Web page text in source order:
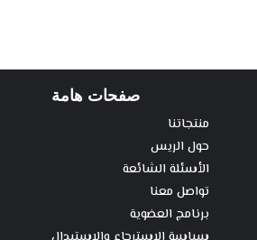
صفحات هامة
منتجاتنا
حول الريس
الأسئلة الشائعة
تواصل معنا
برنامج العضوية